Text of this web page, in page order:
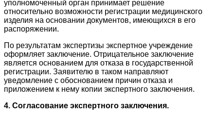
уполномоченный орган принимает решение
относительно возможности регистрации медицинского
изделия на основании документов, имеющихся в его
распоряжении.
По результатам экспертизы экспертное учреждение
оформляет заключение. Отрицательное заключение
является основанием для отказа в государственной
регистрации. Заявителю в таком направляют
уведомление с обоснованием причин отказа и
приложением к нему копии экспертного заключения.
4. Согласование экспертного заключения.